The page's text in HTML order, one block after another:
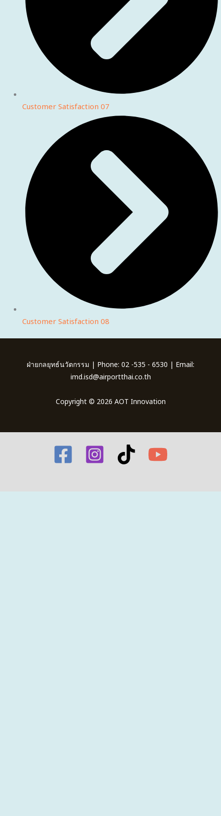
Customer Satisfaction 07
Customer Satisfaction 08
ฝ่ายกลยุทธ์นวัตกรรม | Phone: 02 -535 - 6530 | Email:
imd.isd@airportthai.co.th
Copyright © 2026 AOT Innovation